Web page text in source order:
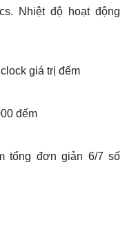
Nhiệt độ hoạt động
giá trị đếm
đếm
tổng đơn giản 6/7 số